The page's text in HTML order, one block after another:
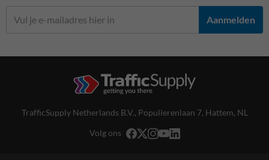
Aanmelden
TrafficSupply Netherlands B.V., Populierenlaan 7, Hattem, NL
Volg ons